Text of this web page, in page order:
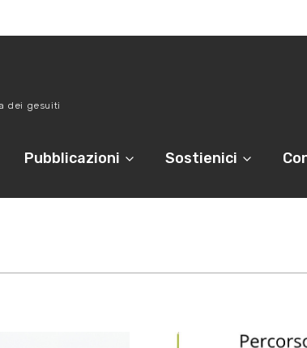
dei gesuiti
Pubblicazioni Sostienici